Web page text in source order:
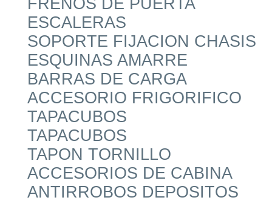
FRENOS DE PUERTA
ESCALERAS
SOPORTE FIJACION CHASIS
ESQUINAS AMARRE
BARRAS DE CARGA
ACCESORIO FRIGORIFICO
TAPACUBOS
TAPACUBOS
TAPON TORNILLO
ACCESORIOS DE CABINA
ANTIRROBOS DEPOSITOS